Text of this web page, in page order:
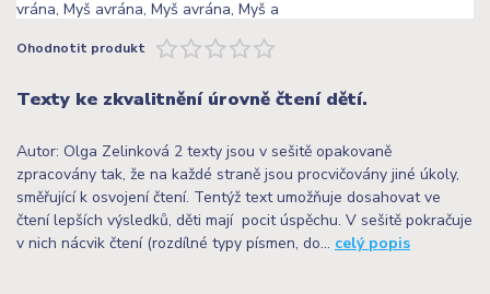
Ohodnotit produkt
Texty ke zkvalitnění úrovně čtení dětí.
Autor: Olga Zelinková 2 texty jsou v sešitě opakovaně
zpracovány tak, že na každé straně jsou procvičovány jiné úkoly,
směřující k osvojení čtení. Tentýž text umožňuje dosahovat ve
čtení lepších výsledků, děti mají pocit úspěchu. V sešitě pokračuje
v nich nácvik čtení (rozdílné typy písmen, do... celý popis